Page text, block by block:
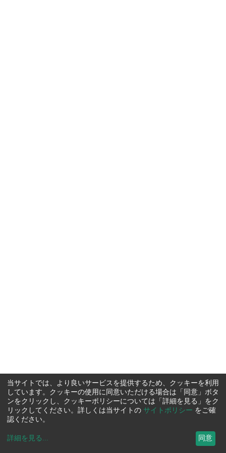
当サイトでは、より良いサービスを提供するため、クッキーを利用
しています。クッキーの使用に同意いただける場合は「同意」ボタ
ンをクリックし、クッキーポリシーについては「詳細を見る」をク
リックしてください。詳しくは当サイトの サイトポリシー をご確
認ください。
詳細を見る ... 同意